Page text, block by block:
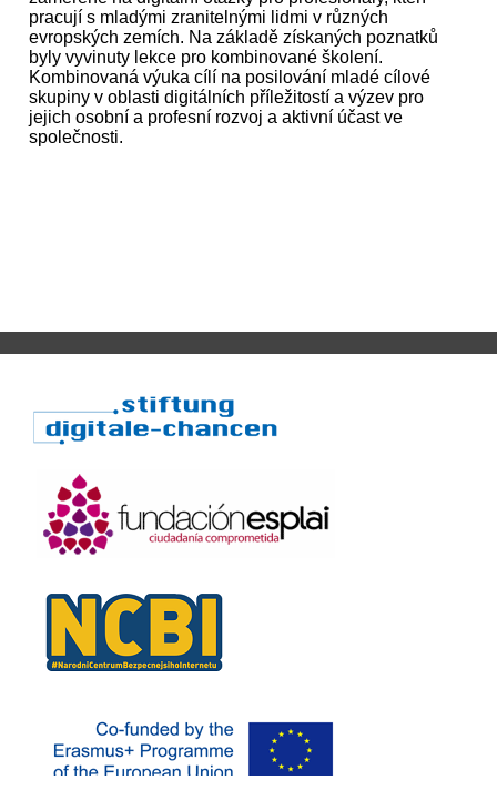
pracují s mladými zranitelnými lidmi v různých
evropských zemích. Na základě získaných poznatků
byly vyvinuty lekce pro kombinované školení.
Kombinovaná výuka cílí na posilování mladé cílové
skupiny v oblasti digitálních příležitostí a výzev pro
jejich osobní a profesní rozvoj a aktivní účast ve
společnosti.
ブランドコピー,モンクレール スーパーコピー
スーパーコピー後払い,モンクレール コピー